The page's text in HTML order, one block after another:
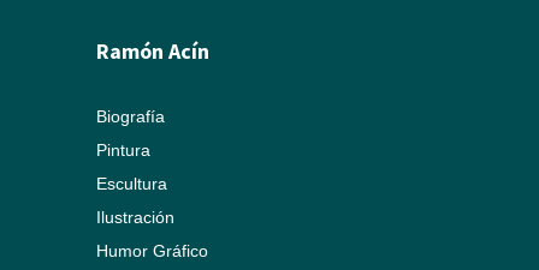
Ramón Acín
Biografía
Pintura
Escultura
Ilustración
Humor Gráfico